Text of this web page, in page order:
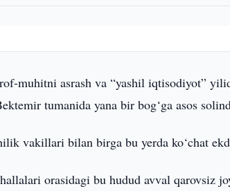
muhitni asrash va “yashil iqtisodiyot”
tumanida yana bir bog‘ga asos
vakillari bilan birga bu yerda ko‘chat
orasidagi bu hudud avval qarovsiz